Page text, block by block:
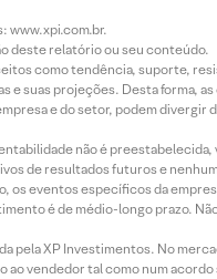
www.xpi.com.br.
deste relatório ou seu conteúdo.
como tendência, suporte,
e suas projeções. Desta forma,
e do setor, podem divergir
não é preestabelecida,
de resultados futuros e
os eventos específicos da
é de médio-longo prazo.
pela XP Investimentos. No
vendedor tal como num